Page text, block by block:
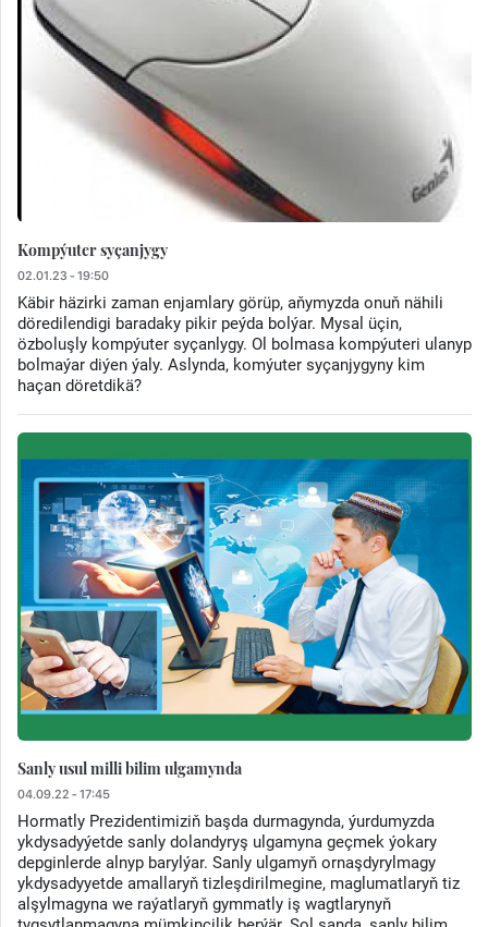
Kompýuter syçanjygy
02.01.23 - 19:50
Käbir häzirki zaman enjamlary görüp, aňymyzda onuň nähili
döredilendigi baradaky pikir peýda bolýar. Mysal üçin,
özboluşly kompýuter syçanlygy. Ol bolmasa kompýuteri ulanyp
bolmaýar diýen ýaly. Aslynda, komýuter syçanjygyny kim
haçan döretdikä?
Sanly usul milli bilim ulgamynda
04.09.22 - 17:45
Hormatly Prezidentimiziň başda durmagynda, ýurdumyzda
ykdysadyýetde sanly dolandyryş ulgamyna geçmek ýokary
depginlerde alnyp barylýar. Sanly ulgamyň ornaşdyrylmagy
ykdysadyyetde amallaryň tizleşdirilmegine, maglumatlaryň tiz
alşylmagyna we raýatlaryň gymmatly iş wagtlarynyň